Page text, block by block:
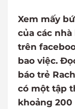
Xem mấy
của các
trên
bao việc.
báo trẻ
có một tập
khoảng